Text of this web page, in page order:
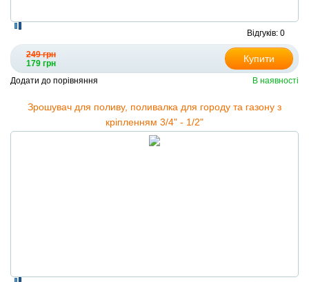
Відгуків: 0
249 грн
179 грн
Купити
Додати до порівняння В наявності
Зрошувач для поливу, поливалка для городу та газону з
кріпленням 3/4" - 1/2"